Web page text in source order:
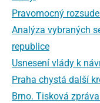
Pravomocný
Analýza vybraných
republice
Usnesení vlády k
Praha chystá další
Brno. Tisková